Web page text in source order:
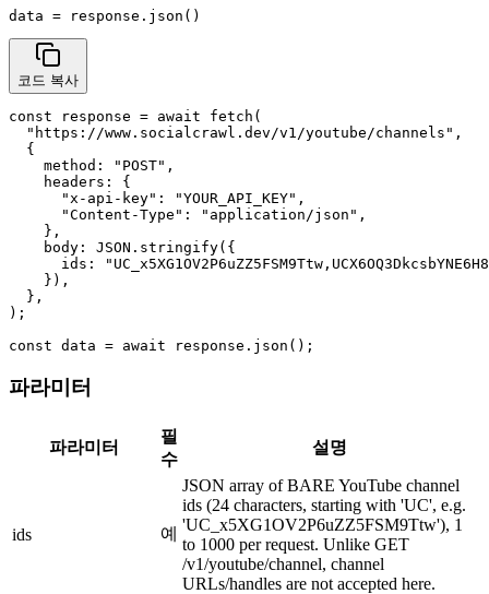
data = response.json()
코드 복사
const response = await fetch(
  "https://www.socialcrawl.dev/v1/youtube/channels",
  {
    method: "POST",
    headers: {
      "x-api-key": "YOUR_API_KEY",
      "Content-Type": "application/json",
    },
    body: JSON.stringify({
ids:
    }),
  },
);
const data = await response.json();
파라미터
파라미터
필
수
설명
ids 예
JSON array of BARE YouTube channel
ids (24 characters, starting with 'UC', e.g.
'UC_x5XG1OV2P6uZZ5FSM9Ttw'), 1
to 1000 per request. Unlike GET
/v1/youtube/channel, channel
URLs/handles are not accepted here.